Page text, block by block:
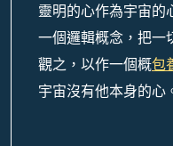
靈明的心作為宇宙的
一個邏輯概念，把一
觀之，以作一個概包
宇宙沒有他本身的心